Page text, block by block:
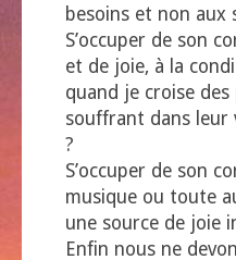
besoins et non aux
S’occuper de son
et de joie, à la
quand je croise
souffrant dans leur
?
S’occuper de son
musique ou toute
une source de joie
Enfin nous ne